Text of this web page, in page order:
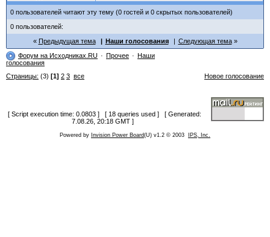
0 пользователей читают эту тему (0 гостей и 0 скрытых пользователей)
0 пользователей:
Предыдущая тема
Наши голосования
Следующая тема
Форум на Исходниках.RU
Прочее
Наши
голосования
Страницы: (3) [1] 2 3 все Новое голосование
[ Script execution time: 0.0803 ] [ 18 queries used ] [ Generated:
7.08.26, 20:18 GMT ]
Powered by Invision Power Board(U) v1.2 © 2003 IPS, Inc.